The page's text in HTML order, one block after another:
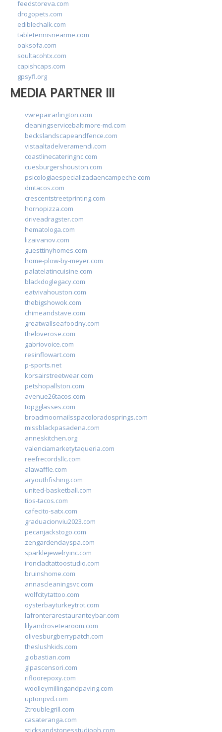
feedstoreva.com
drogopets.com
ediblechalk.com
tabletennisnearme.com
oaksofa.com
soultacohtx.com
capishcaps.com
gpsyfl.org
MEDIA PARTNER III
vwrepairarlington.com
cleaningservicebaltimore-md.com
beckslandscapeandfence.com
vistaaltadelveramendi.com
coastlinecateringnc.com
cuesburgershouston.com
psicologiaespecializadaencampeche.com
dmtacos.com
crescentstreetprinting.com
hornopizza.com
driveadragster.com
hematologa.com
lizaivanov.com
guesttinyhomes.com
home-plow-by-meyer.com
palatelatincuisine.com
blackdoglegacy.com
eatvivahouston.com
thebigshowok.com
chimeandstave.com
greatwallseafoodny.com
theloverose.com
gabriovoice.com
resinflowart.com
p-sports.net
korsairstreetwear.com
petshopallston.com
avenue26tacos.com
topgglasses.com
broadmoornailsspacoloradosprings.com
missblackpasadena.com
anneskitchen.org
valenciamarketytaqueria.com
reefrecordsllc.com
alawaffle.com
aryouthfishing.com
united-basketball.com
tios-tacos.com
cafecito-satx.com
graduacionviu2023.com
pecanjackstogo.com
zengardendayspa.com
sparklejewelryinc.com
ironcladtattoostudio.com
bruinshome.com
annascleaningsvc.com
wolfcitytattoo.com
oysterbayturkeytrot.com
lafronterarestauranteybar.com
lilyandrosetearoom.com
olivesburgberrypatch.com
theslushkids.com
giobastian.com
glpascensori.com
rifloorepoxy.com
woolleymillingandpaving.com
uptonpvd.com
2troublegrill.com
casateranga.com
sticksandstonesstudiooh.com